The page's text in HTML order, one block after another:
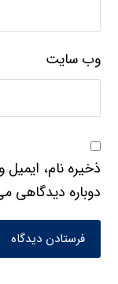
وب‌ سایت
ذخیره نام،
دوباره دیدگاهی
فرستادن دیدگاه